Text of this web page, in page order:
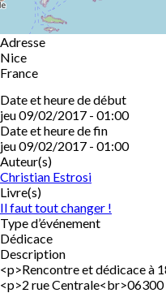
Adresse
Nice
France
Date et heure de début
jeu 09/02/2017 - 01:00
Date et heure de fin
jeu 09/02/2017 - 01:00
Auteur(s)
Christian Estrosi
Livre(s)
Il faut tout changer !
Type d’événement
Dédicace
Description
<p>Rencontre et dédicace à
<p>2 rue